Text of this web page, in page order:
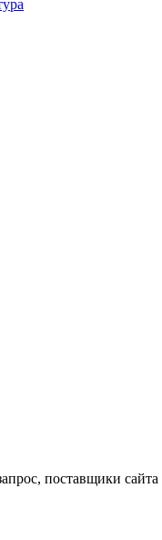
поставщики сайта